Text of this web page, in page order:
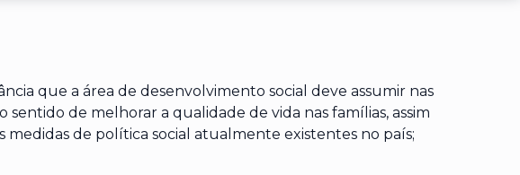
que a área de desenvolvimento social deve assumir nas
sentido de melhorar a qualidade de vida nas famílias, assim
medidas de política social atualmente existentes no país;